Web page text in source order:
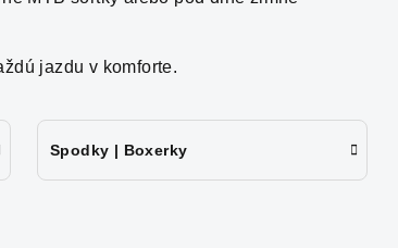
jazdu v komforte.
Spodky | Boxerky